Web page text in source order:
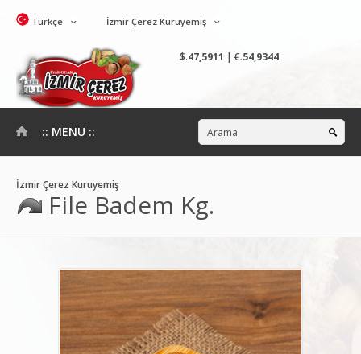
Türkçe İzmir Çerez Kuruyemiş
$.47,5911 | €.54,9344
:: MENU ::
İzmir Çerez Kuruyemiş
File Badem Kg.